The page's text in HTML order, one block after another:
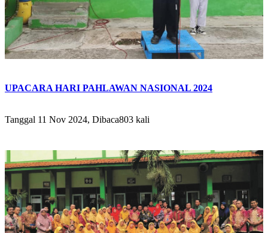
UPACARA HARI PAHLAWAN NASIONAL 2024
Tanggal 11 Nov 2024, Dibaca803 kali